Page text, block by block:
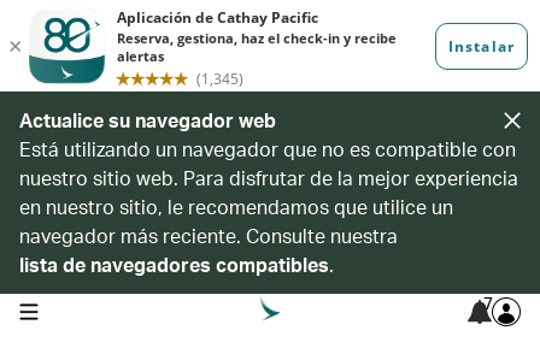
Actualice su navegador web
Está utilizando un navegador que no es compatible con
nuestro sitio web. Para disfrutar de la mejor experiencia
en nuestro sitio, le recomendamos que utilice un
navegador más reciente. Consulte nuestra
lista de navegadores compatibles.
open navigation menu 7